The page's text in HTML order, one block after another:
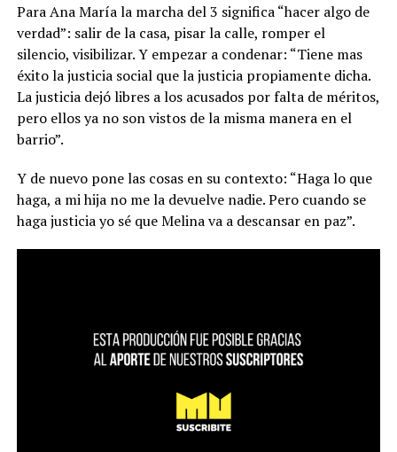
Para Ana María la marcha del 3 significa “hacer algo de
verdad”: salir de la casa, pisar la calle, romper el
silencio, visibilizar. Y empezar a condenar: “Tiene mas
éxito la justicia social que la justicia propiamente dicha.
La justicia dejó libres a los acusados por falta de méritos,
pero ellos ya no son vistos de la misma manera en el
barrio”.
Y de nuevo pone las cosas en su contexto: “Haga lo que
haga, a mi hija no me la devuelve nadie. Pero cuando se
haga justicia yo sé que Melina va a descansar en paz”.